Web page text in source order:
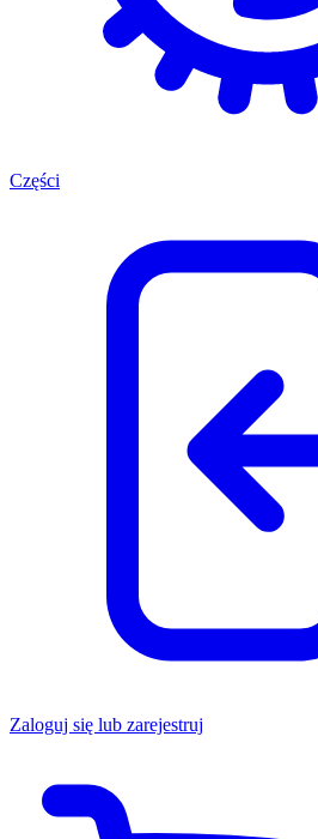
Części
Zaloguj się lub zarejestruj